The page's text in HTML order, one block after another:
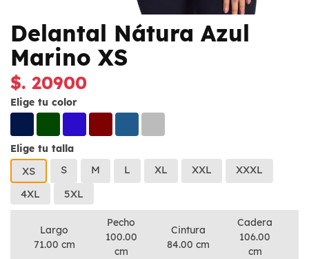
Delantal Nátura Azul
Marino XS
$. 20900
Elige tu color
Elige tu talla
XS S M L XL XXL
XXXL
4XL
5XL
Largo
71.00 cm
Pecho
100.00
cm
Cintura
84.00 cm
Cadera
106.00
cm